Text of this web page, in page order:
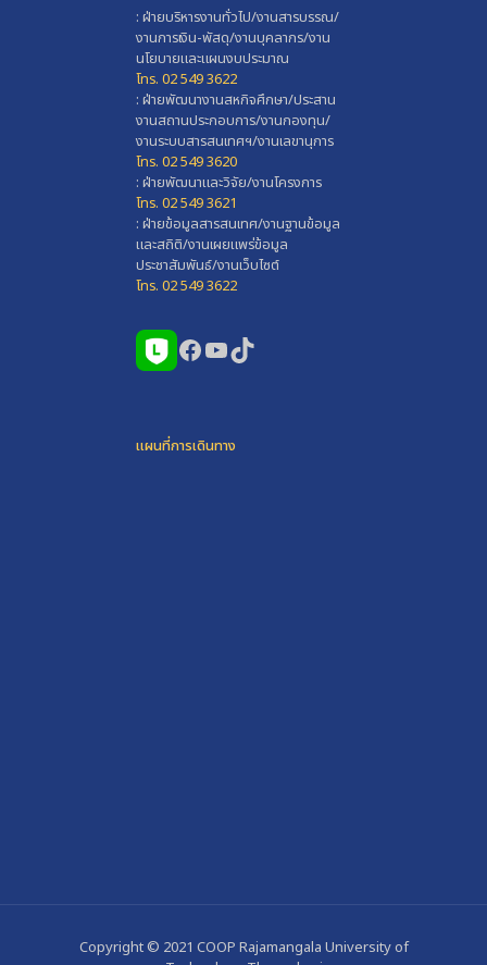
: ฝ่ายบริหารงานทั่วไป/งานสารบรรณ/
งานการเงิน-พัสดุ/งานบุคลากร/งาน
นโยบายและแผนงบประมาณ
โทร. 02 549 3622
: ฝ่ายพัฒนางานสหกิจศึกษา/ประสาน
งานสถานประกอบการ/งานกองทุน/
งานระบบสารสนเทศฯ/งานเลขานุการ
โทร. 02 549 3620
: ฝ่ายพัฒนาและวิจัย/งานโครงการ
โทร. 02 549 3621
: ฝ่ายข้อมูลสารสนเทศ/งานฐานข้อมูล
และสถิติ/งานเผยแพร่ข้อมูล
ประชาสัมพันธ์/งานเว็บไซต์
โทร. 02 549 3622
Facebook
YouTube
TikTok
แผนที่การเดินทาง
Copyright © 2021 COOP Rajamangala University of